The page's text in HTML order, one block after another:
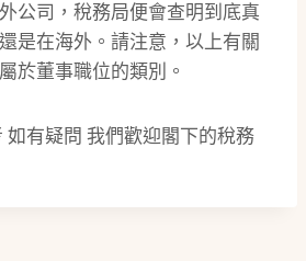
公司，稅務局便會查明到底真
是在海外。請注意，以上有關
於董事職位的類別。
如有疑問 我們歡迎閣下的稅務